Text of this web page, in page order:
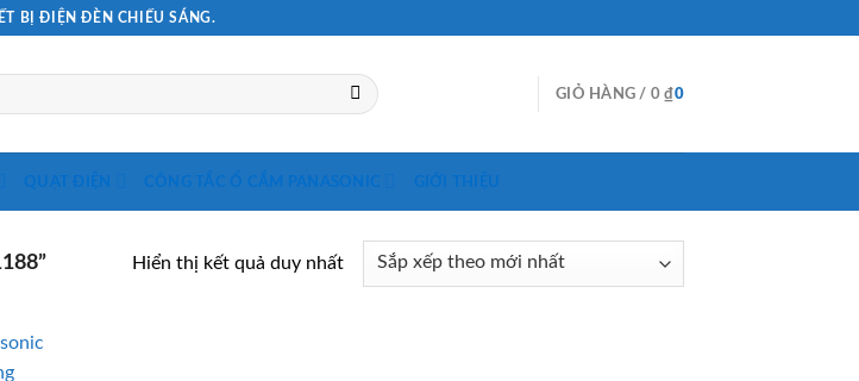
BỊ ĐIỆN ĐÈN CHIẾU SÁNG.
GIỎ HÀNG / 0₫0
QUẠT ĐIỆN CÔNG TẮC Ổ CẮM PANASONIC GIỚI THIỆU
Hiển thị kết quả duy nhất